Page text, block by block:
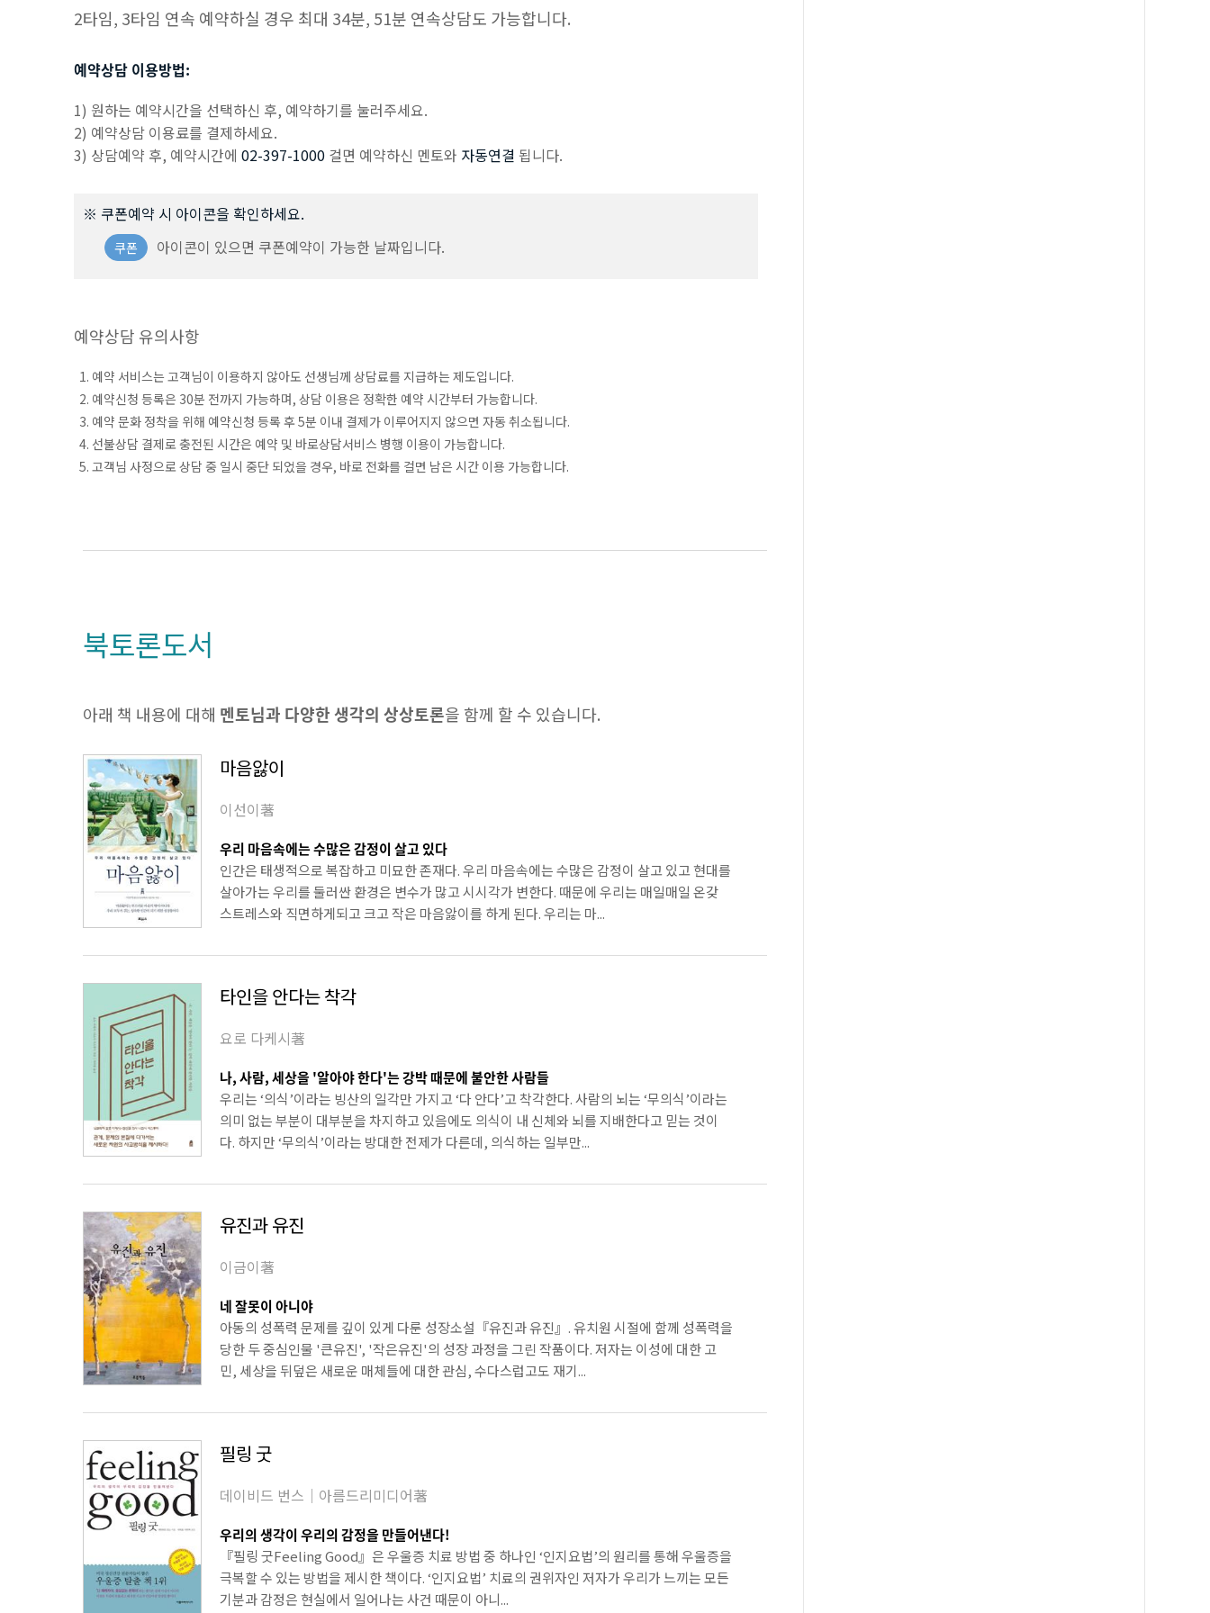
2타임, 3타임 연속 예약하실 경우 최대 34분, 51분 연속상담도 가능합니다.
예약상담 이용방법:
1) 원하는 예약시간을 선택하신 후, 예약하기를 눌러주세요.
2) 예약상담 이용료를 결제하세요.
3) 상담예약 후, 예약시간에 02-397-1000 걸면 예약하신 멘토와 자동연결 됩니다.
※ 쿠폰예약 시 아이콘을 확인하세요.
쿠폰 아이콘이 있으면 쿠폰예약이 가능한 날짜입니다.
예약상담 유의사항
1. 예약 서비스는 고객님이 이용하지 않아도 선생님께 상담료를 지급하는 제도입니다.
2. 예약신청 등록은 30분 전까지 가능하며, 상담 이용은 정확한 예약 시간부터 가능합니다.
3. 예약 문화 정착을 위해 예약신청 등록 후 5분 이내 결제가 이루어지지 않으면 자동 취소됩니다.
4. 선불상담 결제로 충전된 시간은 예약 및 바로상담서비스 병행 이용이 가능합니다.
5. 고객님 사정으로 상담 중 일시 중단 되었을 경우, 바로 전화를 걸면 남은 시간 이용 가능합니다.
북토론도서
아래 책 내용에 대해 멘토님과 다양한 생각의 상상토론을 함께 할 수 있습니다.
마음앓이
이선이著
우리 마음속에는 수많은 감정이 살고 있다
인간은 태생적으로 복잡하고 미묘한 존재다. 우리 마음속에는 수많은 감정이 살고 있고 현대를
살아가는 우리를 둘러싼 환경은 변수가 많고 시시각가 변한다. 때문에 우리는 매일매일 온갖
스트레스와 직면하게되고 크고 작은 마음앓이를 하게 된다. 우리는 마...
타인을 안다는 착각
요로 다케시著
나, 사람, 세상을 '알아야 한다'는 강박 때문에 불안한 사람들
우리는 ‘의식’이라는 빙산의 일각만 가지고 ‘다 안다’고 착각한다. 사람의 뇌는 ‘무의식’이라는
의미 없는 부분이 대부분을 차지하고 있음에도 의식이 내 신체와 뇌를 지배한다고 믿는 것이
다. 하지만 ‘무의식’이라는 방대한 전제가 다른데, 의식하는 일부만...
유진과 유진
이금이著
네 잘못이 아니야
아동의 성폭력 문제를 깊이 있게 다룬 성장소설『유진과 유진』. 유치원 시절에 함께 성폭력을
당한 두 중심인물 '큰유진', '작은유진'의 성장 과정을 그린 작품이다. 저자는 이성에 대한 고
민, 세상을 뒤덮은 새로운 매체들에 대한 관심, 수다스럽고도 재기...
필링 굿
데이비드 번스｜아름드리미디어著
우리의 생각이 우리의 감정을 만들어낸다!
『필링 굿Feeling Good』은 우울증 치료 방법 중 하나인 ‘인지요법’의 원리를 통해 우울증을
극복할 수 있는 방법을 제시한 책이다. ‘인지요법’ 치료의 권위자인 저자가 우리가 느끼는 모든
기분과 감정은 현실에서 일어나는 사건 때문이 아니...